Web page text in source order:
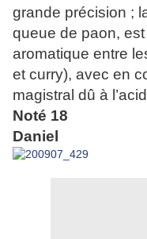
grande précision ;
queue de paon,
aromatique entre
et curry), avec en
magistral dû à
Noté 18
Daniel